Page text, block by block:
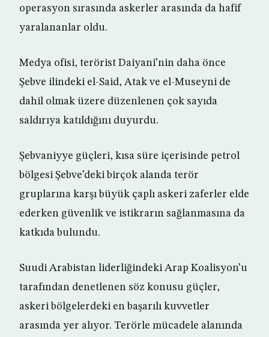
operasyon sırasında askerler arasında da hafif
yaralananlar oldu.
Medya ofisi, terörist Daiyani’nin daha önce
Şebve ilindeki el-Said, Atak ve el-Museyni de
dahil olmak üzere düzenlenen çok sayıda
saldırıya katıldığını duyurdu.
Şebvaniyye güçleri, kısa süre içerisinde petrol
bölgesi Şebve’deki birçok alanda terör
gruplarına karşı büyük çaplı askeri zaferler elde
ederken güvenlik ve istikrarın sağlanmasına da
katkıda bulundu.
Suudi Arabistan liderliğindeki Arap Koalisyon’u
tarafından denetlenen söz konusu güçler,
askeri bölgelerdeki en başarılı kuvvetler
arasında yer alıyor. Terörle mücadele alanında